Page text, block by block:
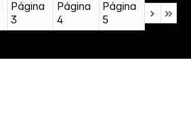
Página
3
Página
4
Página
5